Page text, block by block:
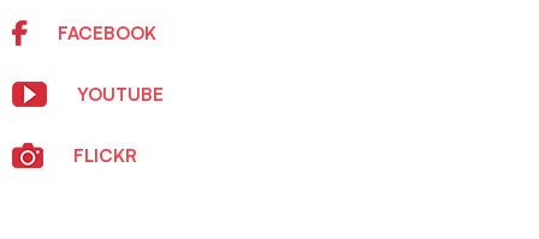
FACEBOOK
YOUTUBE
FLICKR